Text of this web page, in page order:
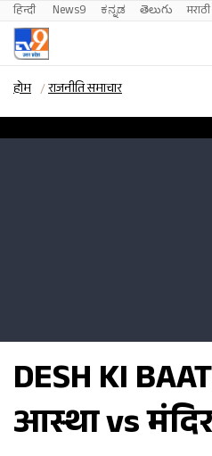
हिन्दी News9 ಕನ್ನಡ తెలుగు मराठी
होम राजनीति समाचार
DESH KI
आस्था vs